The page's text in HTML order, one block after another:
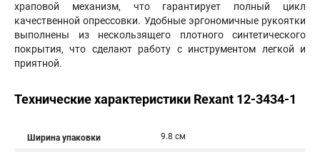
храповой механизм, что гарантирует полный цикл
качественной опрессовки. Удобные эргономичные рукоятки
выполнены из нескользящего плотного синтетического
покрытия, что сделают работу с инструментом легкой и
приятной.
Технические характеристики Rexant 12-3434-1
Ширина упаковки 9.8 см